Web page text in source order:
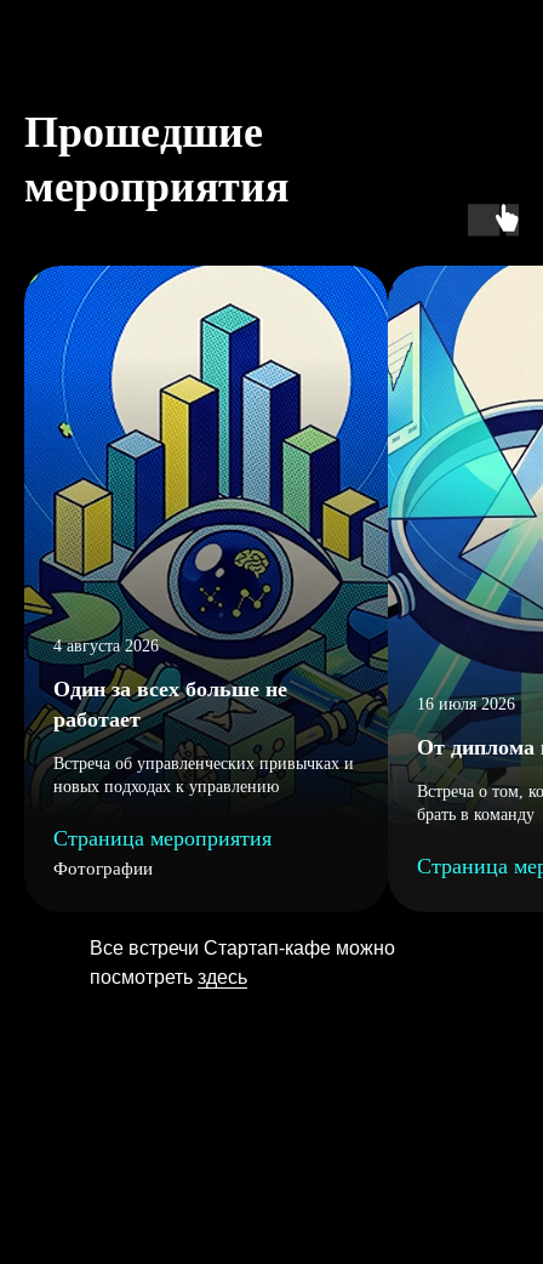
Прошедшие
мероприятия
4 августа 2026
Один за всех больше не
работает
Встреча об управленческих привычках и
новых подходах к управлению
Страница мероприятия
Фотографии
16 июля 2026
От диплома
Встреча о том,
брать в команду
Страница
Все встречи Стартап-кафе можно
посмотреть здесь